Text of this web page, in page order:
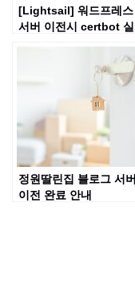
[Lightsail] 워드프레스
서버 이전시 certbot 실
정원딸린집 블로그 서버
이전 완료 안내